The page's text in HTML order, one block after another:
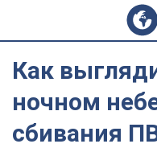
Как
ночном
сбивания